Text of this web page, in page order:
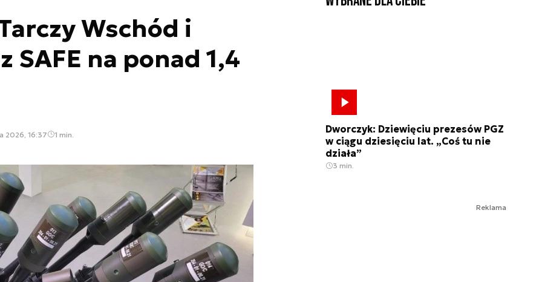
Wschód i
SAFE na ponad 1,4
2026, 16:37 1 min.
Dworczyk: Dziewięciu prezesów PGZ
w ciągu dziesięciu lat. „Coś tu nie
działa”
3 min.
Reklama